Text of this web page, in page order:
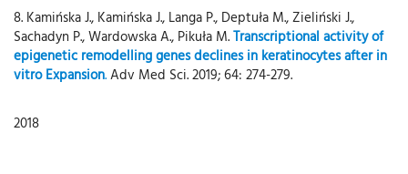
8. Kamińska J., Kamińska J., Langa P., Deptuła M., Zieliński J.,
Sachadyn P., Wardowska A., Pikuła M.Transcriptional activity of
epigenetic remodelling genes declines in keratinocytes after in
vitro Expansion.Adv Med Sci. 2019; 64: 274-279.
2018